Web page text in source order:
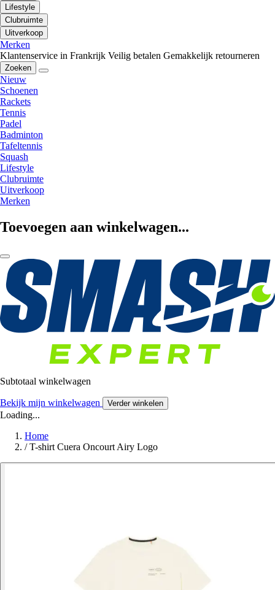
Lifestyle
Clubruimte
Uitverkoop
Merken
Klantenservice in Frankrijk Veilig betalen Gemakkelijk retourneren
Zoeken
Nieuw
Schoenen
Rackets
Tennis
Padel
Badminton
Tafeltennis
Squash
Lifestyle
Clubruimte
Uitverkoop
Merken
Toevoegen aan winkelwagen...
Subtotaal winkelwagen
Bekijk mijn winkelwagen Verder winkelen
Loading...
Home
/ T-shirt Cuera Oncourt Airy Logo